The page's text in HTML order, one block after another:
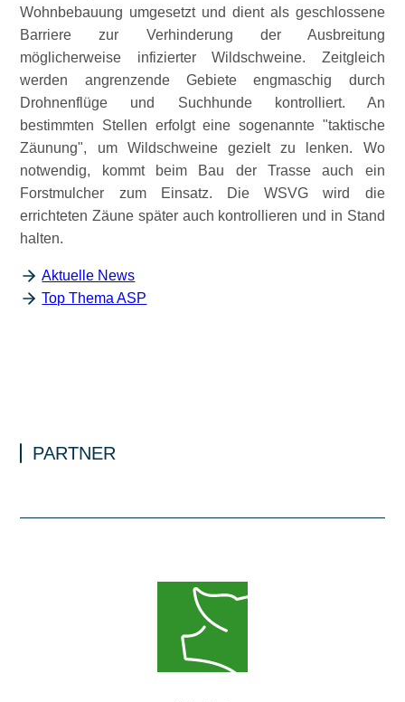
Wohnbebauung umgesetzt und dient als geschlossene
Barriere zur Verhinderung der Ausbreitung
möglicherweise infizierter Wildschweine. Zeitgleich
werden angrenzende Gebiete engmaschig durch
Drohnenflüge und Suchhunde kontrolliert. An
bestimmten Stellen erfolgt eine sogenannte
taktische
Zäunung , um Wildschweine gezielt zu lenken. Wo
notwendig, kommt beim Bau der Trasse auch ein
Forstmulcher zum Einsatz. Die WSVG wird die
errichteten Zäune später auch kontrollieren und in Stand
halten.
Aktuelle News
Top Thema ASP
PARTNER